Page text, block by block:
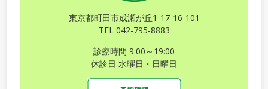
東京都町田市成瀬が丘1-17-16-101
TEL 042-795-8883
診療時間 9:00～19:00
休診日 水曜日・日曜日